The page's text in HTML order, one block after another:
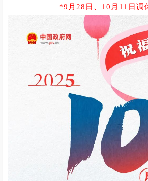
*9月28日、10月11日调